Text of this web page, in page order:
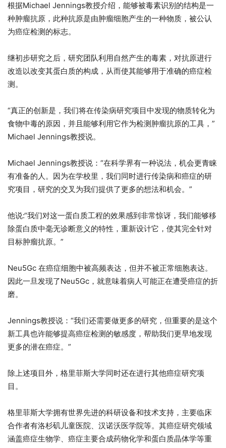
根据Michael Jennings教授介绍，能够被毒素识别的结构是一
种肿瘤抗原，此种抗原是由肿瘤细胞产生的一种物质，被公认
为癌症检测的标志。
继初步研究之后，研究团队利用自然产生的毒素，对抗原进行
改造以改变其蛋白质的构成，从而使其能够用于准确的癌症检
测。
“真正的创新是，我们将在传染病研究项目中发现的物质转化为
食物中毒的原因，并且能够利用它作为检测肿瘤抗原的工具，”
Michael Jennings教授说。
Michael Jennings教授说：“在科学界有一种说法，机会更青睐
有准备的人。因为在学校里，我们同时进行传染病和癌症的研
究项目，研究的交叉为我们提供了更多的想法和机会。”
他说:“我们对这一蛋白质工程的效果感到非常惊讶，我们能够移
除蛋白质中毫无诊断意义的特性，重新设计它，使其完全针对
目标肿瘤抗原。”
Neu5Gc 在癌症细胞中被高频表达，但并不被正常细胞表达。
因此一旦发现了Neu5Gc，就意味着病人可能正在遭受癌症的折
磨。
Jennings教授说：“我们还需要做更多的研究，但重要的是这个
新工具也许能够提高癌症检测的敏感度，帮助我们更早地发现
更多的潜在癌症。”
除上述项目外，格里菲斯大学同时还在进行其他癌症研究项
目。
格里菲斯大学拥有世界先进的科研设备和技术支持，主要临床
合作者有洛杉矶儿童医院、汉诺沃医学院等。其癌症研究领域
涵盖癌症生物学、癌症主要合成药物化学和蛋白质晶体学等重